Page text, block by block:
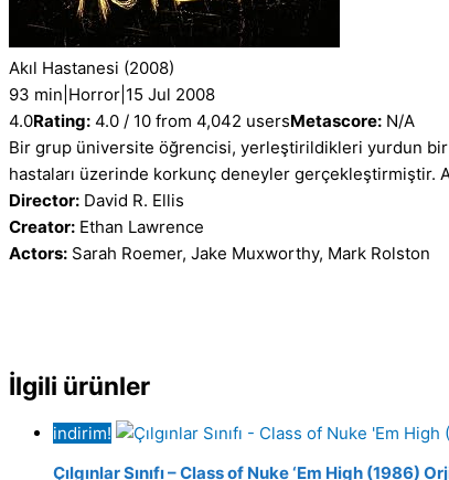
Akıl Hastanesi (2008)
93 min Horror 15 Jul 2008
4.0Rating: 4.0 / 10 from 4,042 usersMetascore: N/A
Bir grup üniversite öğrencisi, yerleştirildikleri yurdun bir
hastaları üzerinde korkunç deneyler gerçekleştirmiştir.
Director: David R. Ellis
Creator: Ethan Lawrence
Actors: Sarah Roemer, Jake Muxworthy, Mark Rolston
İlgili ürünler
indirim!
Çılgınlar Sınıfı – Class of Nuke ‘Em High (1986)